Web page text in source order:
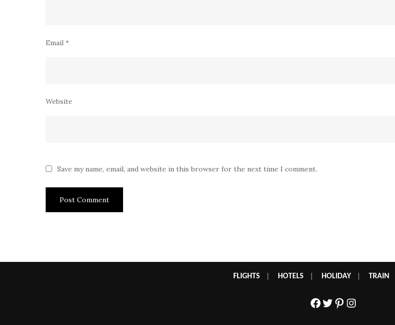
Email *
Website
Save my name, email, and website in this browser for the next time I comment.
FLIGHTS HOTELS HOLIDAY| TRAIN
Facebook
Twitter
Pinterest
Instagram